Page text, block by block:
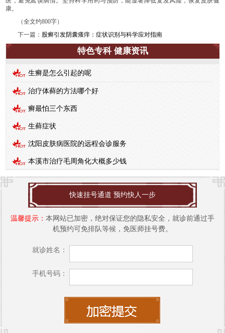
康。
（全文约800字）
下一篇： 股癣引发阴囊瘙痒：症状识别与科学应对指南
特色专科 健康资讯
生癣是怎么引起的呢
治疗体藓的方法哪个好
癣最怕三个东西
生藓症状
沈阳皮肤病医院的远程会诊服务
本溪市治疗毛周角化大概多少钱
快速挂号通道 预约快人一步
温馨提示： 本网站已加密，绝对保证您的隐私安全，就诊前通过手
机预约可免排队等候，免医师挂号费。
就诊姓名：
手机号码：